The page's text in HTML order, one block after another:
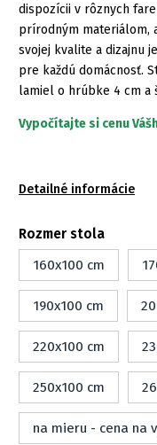
dispozícii v rôznych
prírodným materiálom,
svojej kvalite a dizajnu
pre každú domácnosť.
lamiel o hrúbke 4 cm a
Vypočítajte si cenu
Detailné informácie
Rozmer stola
160x100 cm
190x100 cm
220x100 cm
250x100 cm
na mieru - cena na